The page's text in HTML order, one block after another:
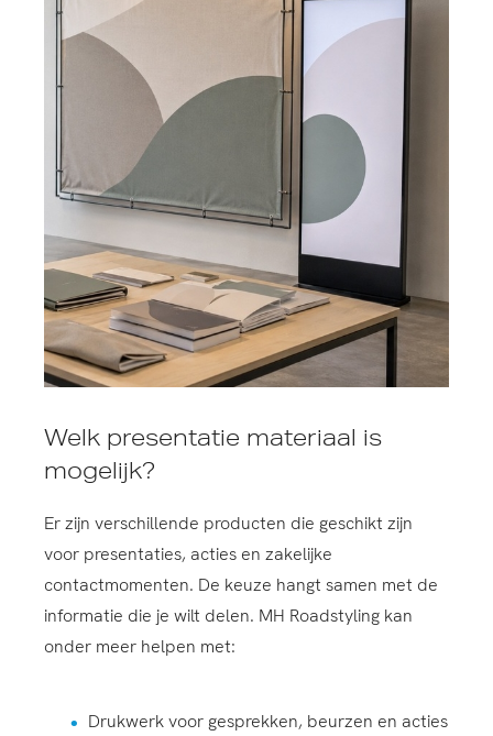
Welk presentatie materiaal is
mogelijk?
Er zijn verschillende producten die geschikt zijn
voor presentaties, acties en zakelijke
contactmomenten. De keuze hangt samen met de
informatie die je wilt delen. MH Roadstyling kan
onder meer helpen met:
Drukwerk voor gesprekken, beurzen en acties